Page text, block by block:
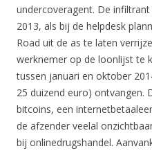
undercoveragent. De
2013, als bij de helpdesk
Road uit de as te laten
werknemer op de loonlijst te
tussen januari en oktober
25 duizend euro) ontvangen.
bitcoins, een
de afzender veelal
bij onlinedrugshandel.